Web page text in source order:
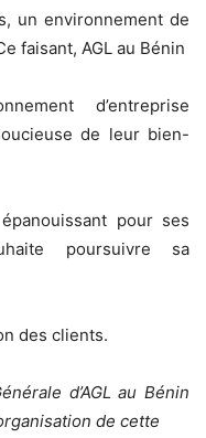
un environnement de
faisant, AGL au Bénin
d’entreprise
de leur bien-
pour ses
poursuivre sa
des clients.
d’AGL au Bénin
de cette